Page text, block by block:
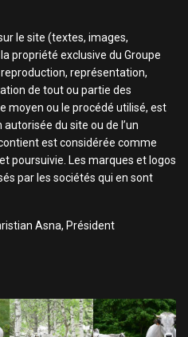
le site (textes, images,
propriété exclusive du Groupe
représentation,
de tout ou partie des
moyen ou le procédé utilisé, est
du site ou de l’un
est considérée comme
poursuivie. Les marques et logos
par les sociétés qui en sont
Asna, Président